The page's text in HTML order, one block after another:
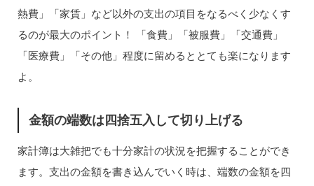
熱費」「家賃」など以外の支出の項目をなるべく少なくす
るのが最大のポイント！ 「食費」「被服費」「交通費」
「医療費」「その他」程度に留めるととても楽になります
よ。
金額の端数は四捨五入して切り上げる
家計簿は大雑把でも十分家計の状況を把握することができ
ます。支出の金額を書き込んでいく時は、端数の金額を四